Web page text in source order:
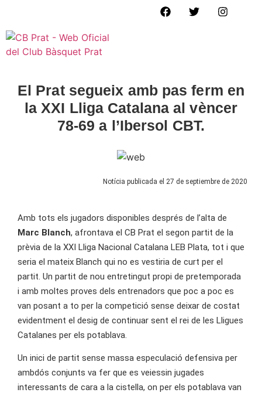
El Prat segueix amb pas ferm en
la XXI Lliga Catalana al vèncer
78-69 a l’Ibersol CBT.
Notícia publicada el 27 de septiembre de 2020
Amb tots els jugadors disponibles després de l’alta de
Marc Blanch, afrontava el CB Prat el segon partit de la
prèvia de la XXI Lliga Nacional Catalana LEB Plata, tot i que
seria el mateix Blanch qui no es vestiria de curt per el
partit. Un partit de nou entretingut propi de pretemporada
i amb moltes proves dels entrenadors que poc a poc es
van posant a to per la competició sense deixar de costat
evidentment el desig de continuar sent el rei de les Lligues
Catalanes per els potablava.
Un inici de partit sense massa especulació defensiva per
ambdós conjunts va fer que es veiessin jugades
interessants de cara a la cistella, on per els potablava van